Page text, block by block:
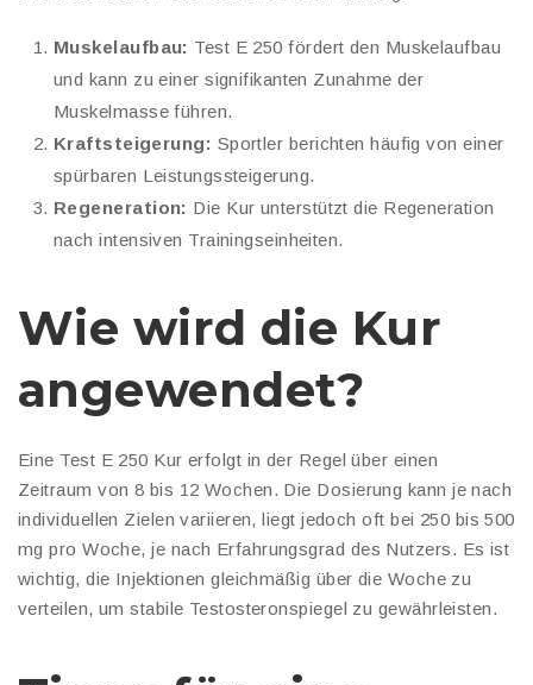
Muskelaufbau: Test E 250 fördert den Muskelaufbau
und kann zu einer signifikanten Zunahme der
Muskelmasse führen.
Kraftsteigerung: Sportler berichten häufig von einer
spürbaren Leistungssteigerung.
Regeneration: Die Kur unterstützt die Regeneration
nach intensiven Trainingseinheiten.
Wie wird die Kur
angewendet?
Eine Test E 250 Kur erfolgt in der Regel über einen
Zeitraum von 8 bis 12 Wochen. Die Dosierung kann je nach
individuellen Zielen variieren, liegt jedoch oft bei 250 bis 500
mg pro Woche, je nach Erfahrungsgrad des Nutzers. Es ist
wichtig, die Injektionen gleichmäßig über die Woche zu
verteilen, um stabile Testosteronspiegel zu gewährleisten.